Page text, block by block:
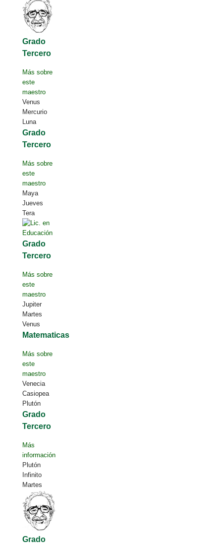
Grado
Tercero
Más sobre
este
maestro
Venus
Mercurio
Luna
Grado
Tercero
Más sobre
este
maestro
Maya
Jueves
Tera
Grado
Tercero
Más sobre
este
maestro
Jupiter
Martes
Venus
Matematicas
Más sobre
este
maestro
Venecia
Casiopea
Plutón
Grado
Tercero
Más
información
Plutón
Infinito
Martes
Grado